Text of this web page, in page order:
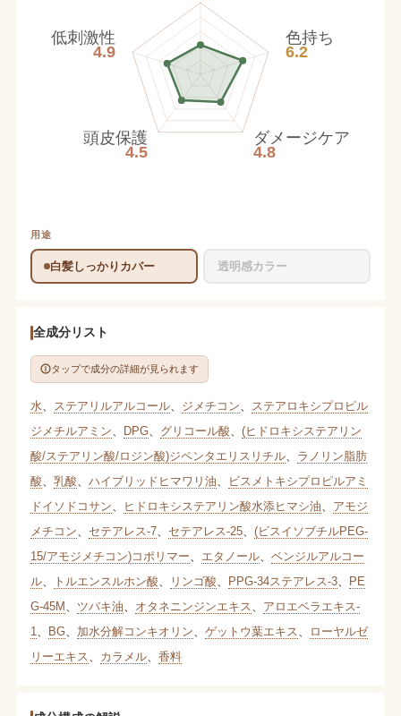
色持ち
6.2
ダメージケア
4.8
頭皮保護
4.5
低刺激性
4.9
用途
白髪しっかりカバー 透明感カラー
全成分リスト
タップで成分の詳細が見られます
水 ステアリルアルコール、 ジメチコン
ステアロキシプロピル
ジメチルアミン
DPG、 グリコール酸
(ヒドロキシステアリン
酸/ステアリン酸/ロジン酸)ジペンタエリスリチル、 ラノリン脂肪
酸
乳酸 ハイブリッドヒマワリ油
ビスメトキシプロピルアミ
ドイソドコサン
ヒドロキシステアリン酸水添ヒマシ油
アモジ
メチコン
セテアレス-7、 セテアレス-25、 (ビスイソブチルPEG-
15/アモジメチコン)コポリマー
エタノール、 ベンジルアルコー
ル、 トルエンスルホン酸 リンゴ酸 PPG-34ステアレス-3、 PE
G-45M
ツバキ油 オタネニンジンエキス
アロエベラエキス-
1
BG、 加水分解コンキオリン ゲットウ葉エキス
ローヤルゼ
リーエキス
カラメル、 香料